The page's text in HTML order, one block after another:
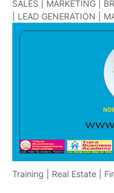
SALES | MARKETING |
| LEAD GENERATION |
Training | Real Estate |